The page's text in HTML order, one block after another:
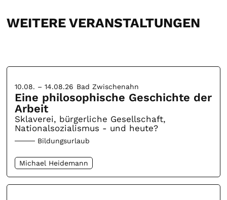
WEITERE VERANSTALTUNGEN
10.08. – 14.08.26 Bad Zwischenahn
Eine philosophische Geschichte der
Arbeit
Sklaverei, bürgerliche Gesellschaft,
Nationalsozialismus - und heute?
Bildungsurlaub
Michael Heidemann